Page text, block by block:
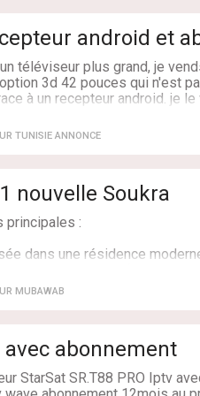
tout ce contenu a un prix
iptv est compatible pour
android et
téléviseur plus grand, je
3d 42 pouces qui n'est
à un recepteur android. je
pour un salon ou une chambre.
TUNISIE ANNONCE
nouvelle Soukra
principales :
dans une résidence
avec balcon ou accès extérieur.
incluse dans l’appartement.
MUBAWAB
avec abonnement
StarSat SR.T88 PRO Iptv